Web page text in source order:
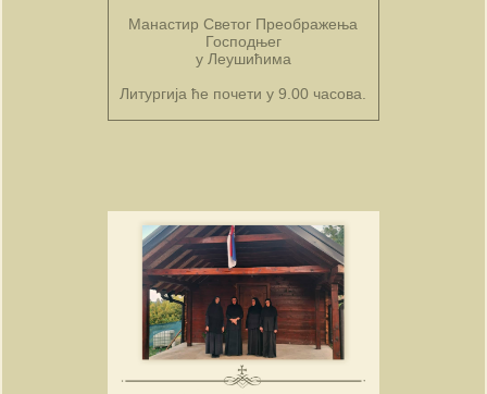
Манастир Светог Преображења
Господњег
у Леушићима
Литургија ће почети у 9.00 часова.